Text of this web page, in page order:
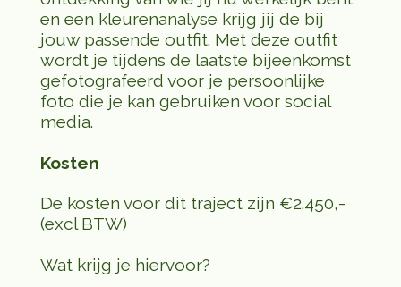
en een kleurenanalyse krijg jij de bij
jouw passende outfit. Met deze outfit
wordt je tijdens de laatste bijeenkomst
gefotografeerd voor je persoonlijke
foto die je kan gebruiken voor social
media.
Kosten
De kosten voor dit traject zijn €2.450,-
(excl BTW)
Wat krijg je hiervoor?